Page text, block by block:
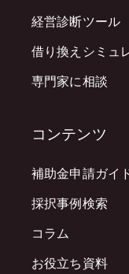
経営診断ツール
借り換えシミュ
専門家に相談
コンテンツ
補助金申請ガイ
採択事例検索
コラム
お役立ち資料